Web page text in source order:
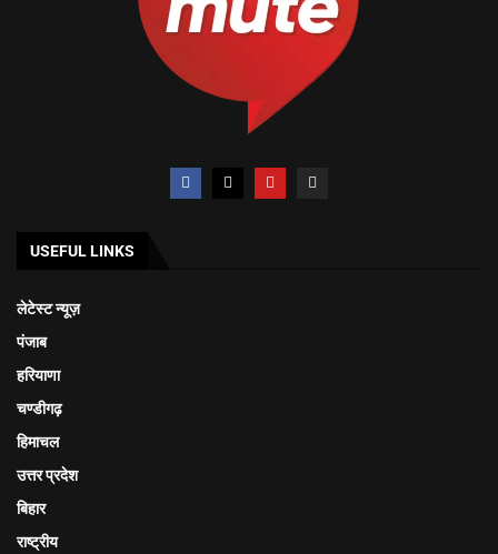
USEFUL LINKS
लेटेस्ट न्यूज़
पंजाब
हरियाणा
चण्डीगढ़
हिमाचल
उत्तर प्रदेश
बिहार
राष्ट्रीय